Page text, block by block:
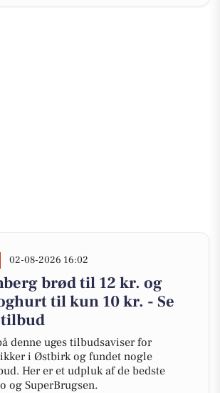
02-08-2026 16:02
brød til 12 kr. og
til kun 10 kr. - Se
denne uges tilbudsaviser for
i Østbirk og fundet nogle
Her er et udpluk af de bedste
og SuperBrugsen.